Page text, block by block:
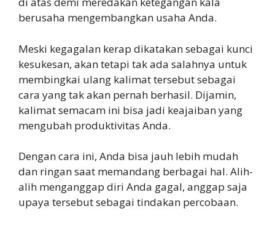
berusaha mengembangkan usaha Anda.
Meski kegagalan kerap dikatakan sebagai kunci
kesukesan, akan tetapi tak ada salahnya untuk
membingkai ulang kalimat tersebut sebagai
cara yang tak akan pernah berhasil. Dijamin,
kalimat semacam ini bisa jadi keajaiban yang
mengubah produktivitas Anda.
Dengan cara ini, Anda bisa jauh lebih mudah
dan ringan saat memandang berbagai hal. Alih-
alih menganggap diri Anda gagal, anggap saja
upaya tersebut sebagai tindakan percobaan.